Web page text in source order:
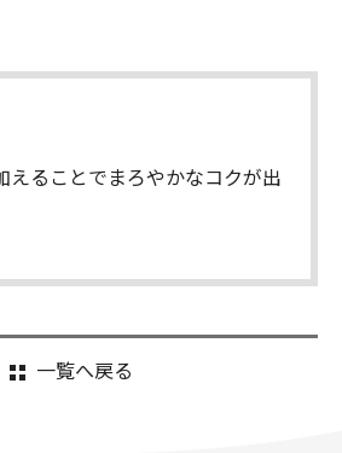
えることでまろやかなコクが出
一覧へ戻る